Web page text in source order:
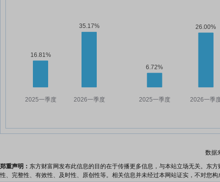
数据
郑重声明： 东方财富网发布此信息的目的在于传播更多信息，与本站立场无关。东
性、完整性、有效性、及时性、原创性等。相关信息并未经过本网站证实，不对您